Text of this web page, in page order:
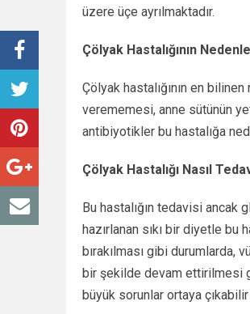
üzere üçe ayrılmaktadır.
Çölyak Hastalığının
Çölyak hastalığının en
verememesi, anne sütünün
antibiyotikler bu hastalığa
Çölyak Hastalığı Nasıl
Bu hastalığın tedavisi
hazırlanan sıkı bir diyetle bu
bırakılması gibi durumlarda,
bir şekilde devam ettirilmesi
büyük sorunlar ortaya